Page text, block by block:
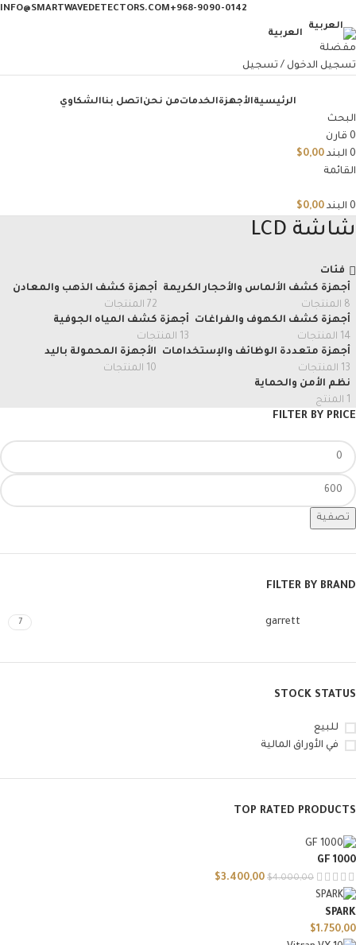
968-9090-0142+
INFO@SMARTWAVEDETECTORS.COM
العربية
مفضلة
تسجيل الدخول / تسجيل
الرئيسيةالأجهزةالخدماتمن نحناتصل بناالشكاوي
البحث
0 قارن
0 البند $0,00
القائمة
0 البند $0,00
شاشة LCD
فئات
أجهزة كشف الألماس والأحجار الكريمة
8 المنتجات
أجهزة كشف الذهب والمعادن
72 المنتجات
أجهزة كشف الكهوف والفراغات
14 المنتجات
أجهزة كشف المياه الجوفية
13 المنتجات
أجهزة متعددة الوظائف والإستخدامات
13 المنتجات
الأجهزة المحمولة باليد
10 المنتجات
نظم الأمن والحماية
1 المنتج
FILTER BY PRICE
تصفية
FILTER BY BRAND
garrett
7
STOCK STATUS
للبيع
في الأوراق المالية
TOP RATED PRODUCTS
GF 1000
$4.000,00
$3.400,00
SPARK
$1.750,00